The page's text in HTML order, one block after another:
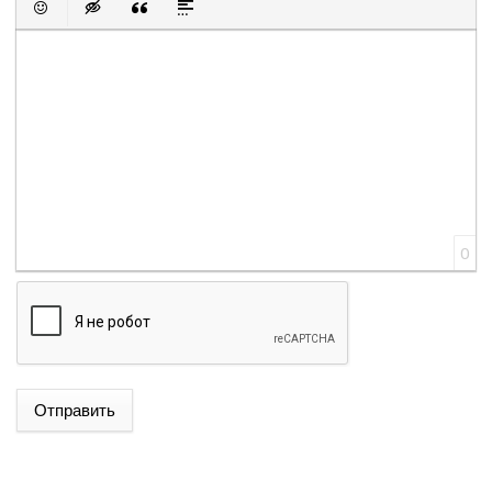
Вставить смайлик
Вставка скрытого текста
Вставка цитаты
Вставка спойлера
0
Отправить
ԱԴՐԲԵՋԱՆԻ ԱԳ ՆԱԽԱՐԱՐ ՋԵՅՀՈՒՆ ԲԱՅՐԱՄՈՎԸ